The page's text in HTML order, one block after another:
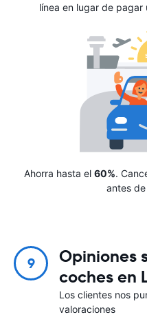
línea en lugar de pagar
Ahorra hasta el 60%.
antes
9
Opiniones
coches en
Los clientes nos
valoraciones